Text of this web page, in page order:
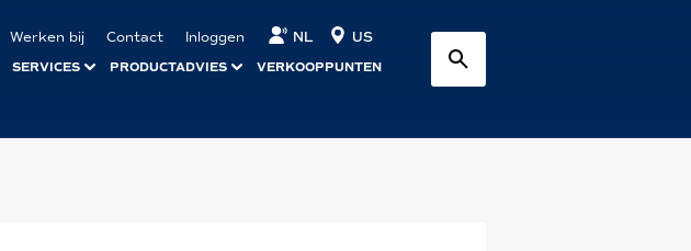
Werken bij Contact Inloggen NL US
SERVICES PRODUCTADVIES VERKOOPPUNTEN